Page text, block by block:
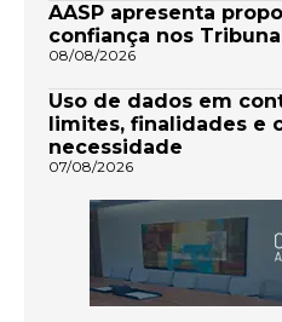
AASP apresenta
confiança nos
08/08/2026
Uso de dados em
limites, finalidades e
necessidade
07/08/2026